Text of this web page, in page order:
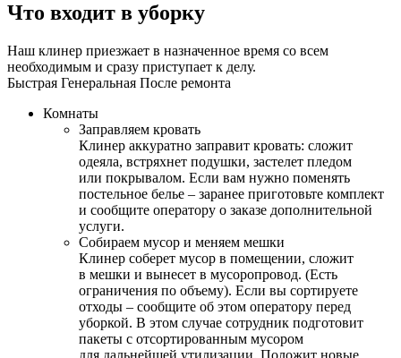
Что входит в уборку
Наш клинер приезжает в назначенное время со всем
необходимым и сразу приступает к делу.
Быстрая Генеральная После ремонта
Комнаты
Заправляем кровать
Клинер аккуратно заправит кровать: сложит
одеяла, встряхнет подушки, застелет пледом
или покрывалом. Если вам нужно поменять
постельное белье – заранее приготовьте комплект
и сообщите оператору о заказе дополнительной
услуги.
Собираем мусор и меняем мешки
Клинер соберет мусор в помещении, сложит
в мешки и вынесет в мусоропровод. (Есть
ограничения по объему). Если вы сортируете
отходы – сообщите об этом оператору перед
уборкой. В этом случае сотрудник подготовит
пакеты с отсортированным мусором
для дальнейшей утилизации. Положит новые